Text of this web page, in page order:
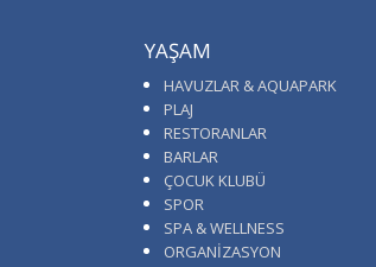
YAŞAM
HAVUZLAR & AQUAPARK
PLAJ
RESTORANLAR
BARLAR
ÇOCUK KLUBÜ
SPOR
SPA & WELLNESS
ORGANİZASYON